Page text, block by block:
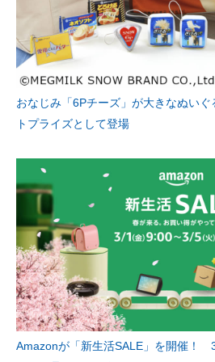
おなじみ「6Pチーズ」が大きなぬい
トプライズとして登場
Amazonが「新生活SALE」を開催！